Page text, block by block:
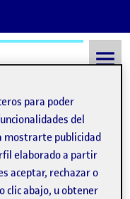
2021
para poder
del
mostrarte publicidad
elaborado a partir
aceptar, rechazar o
clic abajo, u obtener